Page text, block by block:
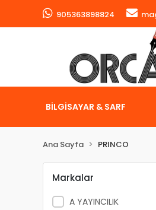
905363898824
BİLGİSAYAR & SARF
Ana Sayfa PRINCO
Markalar
A YAYINCILIK